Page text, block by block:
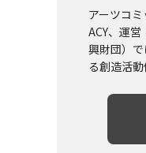
アーツコ
ACY、運
興財団）
る創造活
概要や募
ご確認く